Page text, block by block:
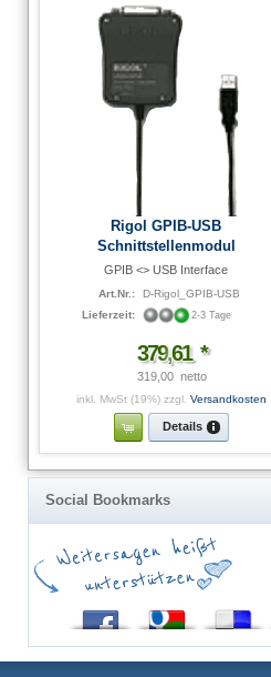
Rigol GPIB-USB
Schnittstellenmodul
GPIB <> USB Interface
Art.Nr.:
D-Rigol_GPIB-USB
Lieferzeit:
2-3 Tage
379,61 *
319,00  netto
inkl. MwSt (19%) zzgl.Versandkosten
Details
Social Bookmarks